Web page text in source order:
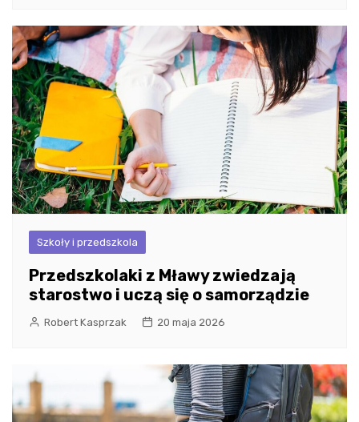
Szkoły i przedszkola
Przedszkolaki z Mławy zwiedzają
starostwo i uczą się o samorządzie
Robert Kasprzak 20 maja 2026